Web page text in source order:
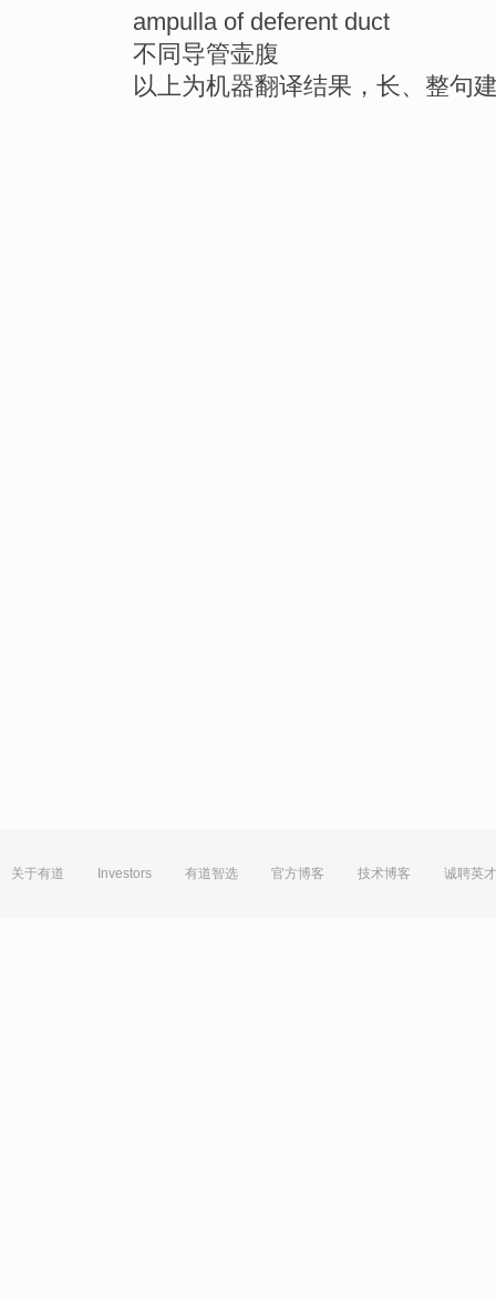
ampulla of deferent duct
不同导管壶腹
以上为机器翻译结果，长、整句
关于有道 Investors 有道智选 官方博客 技术博客 诚聘英才